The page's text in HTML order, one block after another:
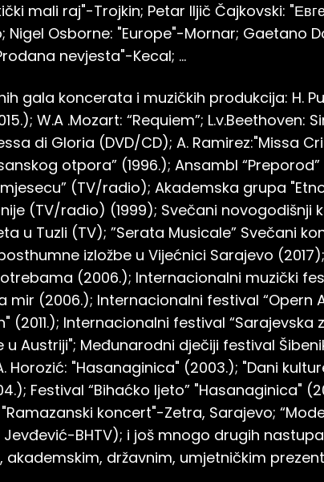
mali raj"-Trojkin; Petar Iljič Čajkovski:
Nigel Osborne: "Europe"-Mornar; Gaetano
nevjesta"-Kecal; ...
gala koncerata i muzičkih produkcija: H.
W.A .Mozart: “Requiem”;
di Gloria (DVD/CD); A. Ramirez:"Missa
otpora” (1996.); Ansambl
(TV/radio); Akademska grupa
(TV/radio) (1999); Svečani novogodišnji
u Tuzli (TV); ”Serata Musicale” Svečani
izložbe u Vijećnici Sarajevo
(2006.); Internacionalni muzički
(2006.); Internacionalni festival “Opern
Internacionalni festival “Sarajevska
u Austriji"; Međunarodni dječiji festival
Horozić: "Hasanaginica" (2003.); "Dani
Festival “Bihaćko ljeto” "Hasanaginica"
"Ramazanski koncert"-Zetra, Sarajevo;
BHTV); i još mnogo drugih
državnim, umjetničkim